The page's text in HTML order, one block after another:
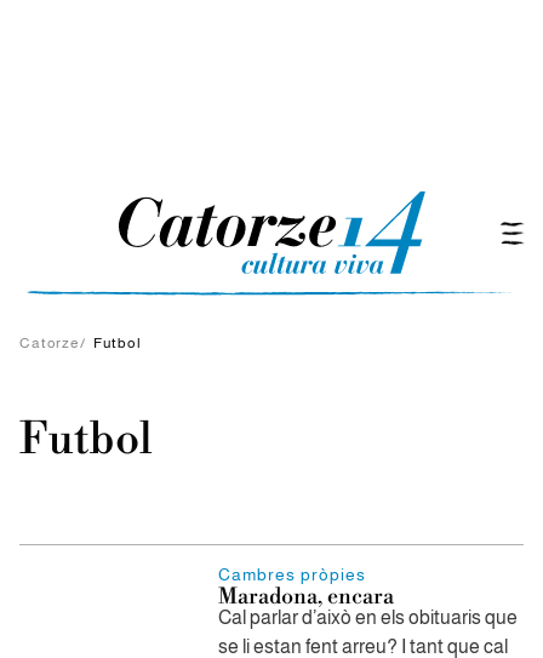
Catorze/ Futbol
Futbol
Cambres pròpies
Maradona, encara
Cal parlar d’això en els obituaris que
se li estan fent arreu? I tant que cal